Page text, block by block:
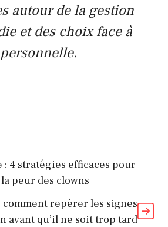
autour de la gestion
et des choix face à
4 stratégies efficaces pour
peur des clowns
repérer les signes
avant qu’il ne soit trop tard